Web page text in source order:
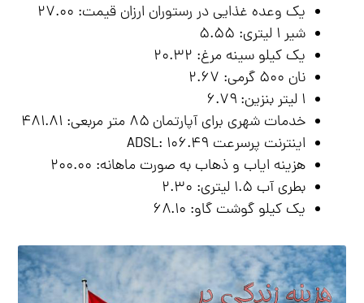
یک وعده غذایی در رستوران ارزان قیمت: ۲۷.۰۰
شیر ۱ لیتری: ۵.۵۵
یک کیلو سینه مرغ: ۲۰.۳۲
نان ۵۰۰ گرمی: ۲.۶۷
۱ لیتر بنزین: ۶.۷۹
خدمات شهری برای آپارتمان ۸۵ متر مربعی: ۴۸۱.۸۱
اینترنت پرسرعت ADSL: 106.49
هزینه ایاب و ذهاب به صورت ماهانه: ۲۰۰.۰۰
بطری آب ۱.۵ لیتری: ۲.۳۰
یک کیلو گوشت گاو: ۶۸.۱۰